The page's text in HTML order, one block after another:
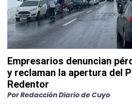
Empresarios denuncian
y reclaman la apertura del
Redentor
PorRedacción Diario de Cuyo